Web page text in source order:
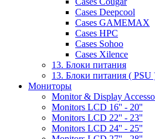
Cases Deepcool
Cases GAMEMAX
Cases HPC
Cases Sohoo
Cases Xilence
13. Блоки питания
13. Блоки питания ( PSU
Мониторы
Monitor & Display
Monitors LCD 16'' - 20''
Monitors LCD 22'' - 23''
Monitors LCD 24'' - 25''